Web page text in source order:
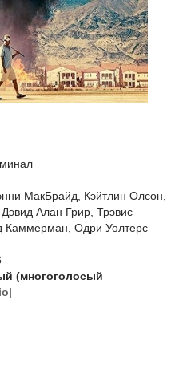
МакБрайд, Кэйтлин Олсон,
Алан Грир, Трэвис
Одри Уолтерс
(многоголосый